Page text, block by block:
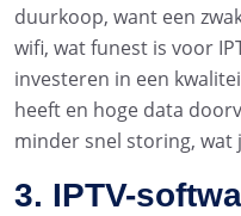
duurkoop, want een
wifi, wat funest is voor
investeren in een
heeft en hoge data
minder snel storing, wat
3. IPTV-